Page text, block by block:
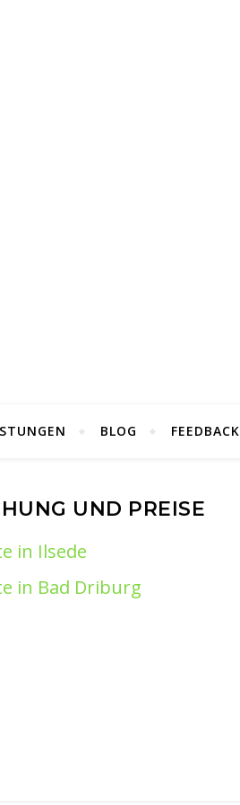
BLOG FEEDBACK
UND PREISE
in Ilsede
in Bad Driburg